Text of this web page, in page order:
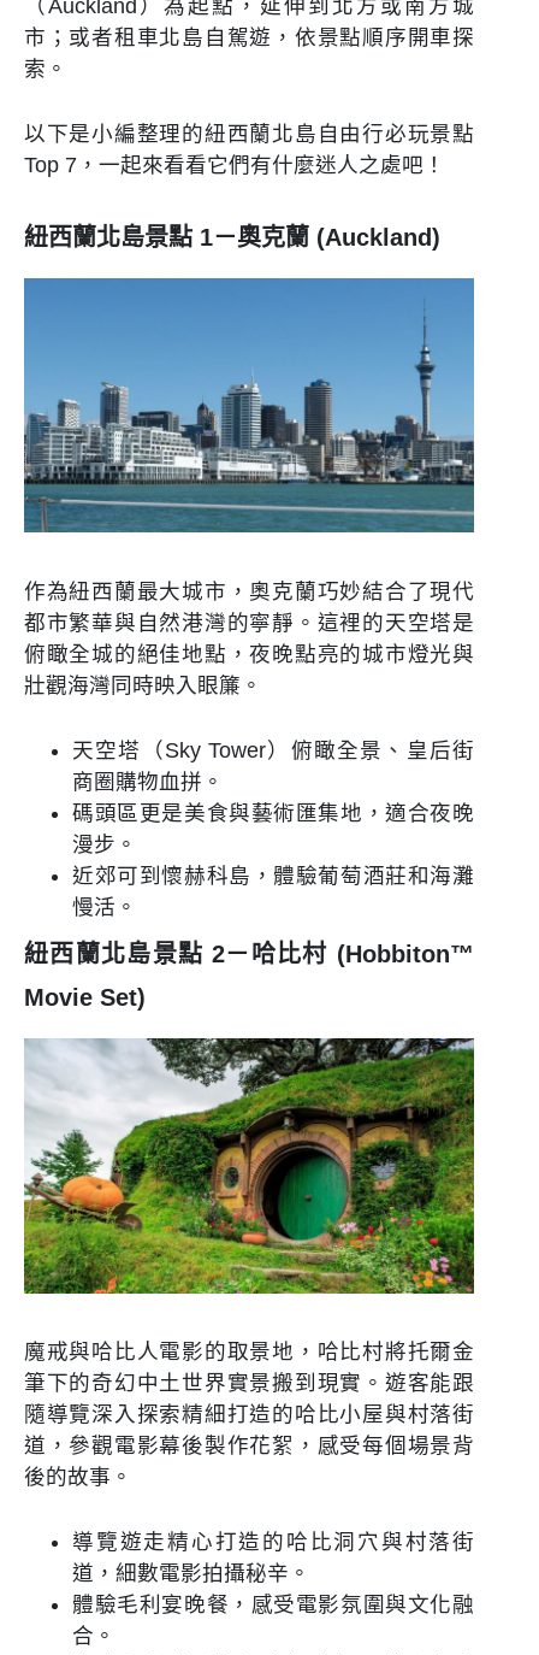
（Auckland）為起點，延伸到北方或南方城
市；或者租車北島自駕遊，依景點順序開車探
索。
以下是小編整理的紐西蘭北島自由行必玩景點
Top 7，一起來看看它們有什麼迷人之處吧！
紐西蘭北島景點 1－奧克蘭 (Auckland)
作為紐西蘭最大城市，奧克蘭巧妙結合了現代
都市繁華與自然港灣的寧靜。這裡的天空塔是
俯瞰全城的絕佳地點，夜晚點亮的城市燈光與
壯觀海灣同時映入眼簾。
天空塔（Sky Tower）俯瞰全景、皇后街
商圈購物血拼。
碼頭區更是美食與藝術匯集地，適合夜晚
漫步。
近郊可到懷赫科島，體驗葡萄酒莊和海灘
慢活。
紐西蘭北島景點 2－哈比村 (Hobbiton™
Movie Set)
魔戒與哈比人電影的取景地，哈比村將托爾金
筆下的奇幻中土世界實景搬到現實。遊客能跟
隨導覽深入探索精細打造的哈比小屋與村落街
道，參觀電影幕後製作花絮，感受每個場景背
後的故事。
導覽遊走精心打造的哈比洞穴與村落街
道，細數電影拍攝秘辛。
體驗毛利宴晚餐，感受電影氛圍與文化融
合。